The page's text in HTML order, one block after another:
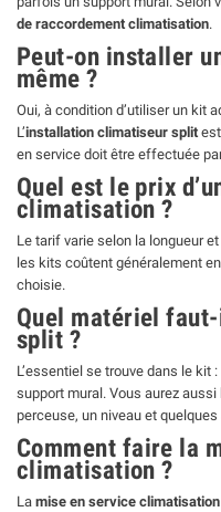
de raccordement climatisation.
Peut-on installer
même ?
Oui, à condition d’utiliser un kit
L’installation climatiseur splitest
en service doit être effectuée
Quel est le prix
climatisation ?
Le tarif varie selon la longueur
les kits coûtent généralement
choisie.
Quel matériel
split ?
L’essentiel se trouve dans le kit
support mural. Vous aurez
perceuse, un niveau et
Comment faire la
climatisation ?
La mise en service climatisation